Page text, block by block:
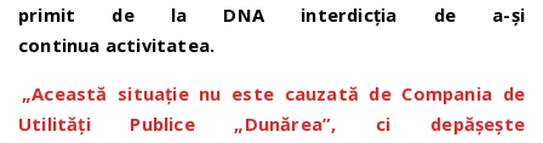
primit de la DNA interdicția de a-și
continua activitatea.
„Această situație nu este cauzată de Compania de
Utilități Publice „Dunărea”, ci depășește